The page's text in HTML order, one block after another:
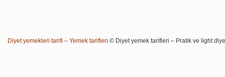
Diyet yemekleri tarifi – Yemek tarifleri © Diyet yemek tarifleri – Pratik ve light